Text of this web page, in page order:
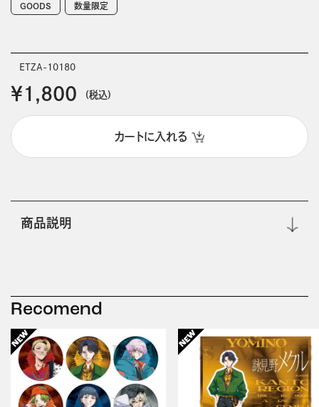
GOODS 数量限定
ETZA-10180
￥1,800 (税込)
カートに入れる
商品説明
Recomend